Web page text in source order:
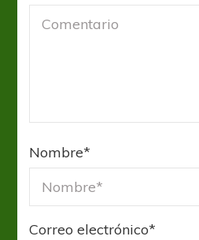
Nombre*
Correo electrónico*